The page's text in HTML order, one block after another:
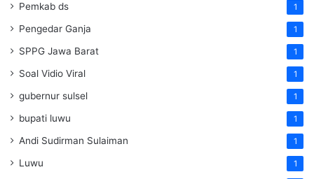
Pemkab ds 1
Pengedar Ganja 1
SPPG Jawa Barat 1
Soal Vidio Viral 1
gubernur sulsel 1
bupati luwu 1
Andi Sudirman Sulaiman 1
Luwu 1